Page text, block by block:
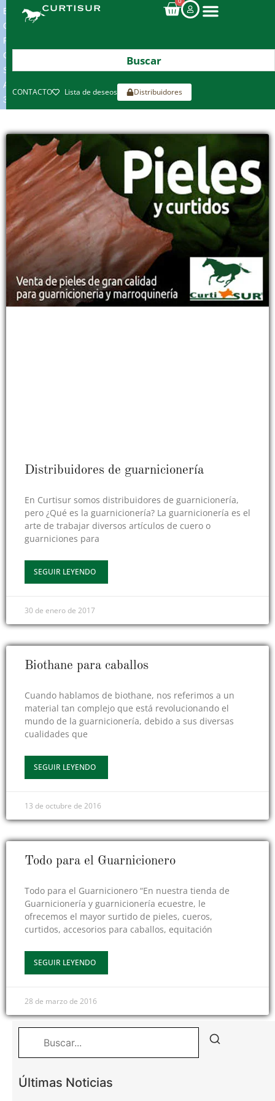
ENVIOS
GRATIS
POR
COMPRAS
SUPERIORES
A
300€*
CONTACTO Lista de deseos Distribuidores
Distribuidores de guarnicionería
En Curtisur somos distribuidores de guarnicionería,
pero ¿Qué es la guarnicionería? La guarnicionería es el
arte de trabajar diversos artículos de cuero o
guarniciones para
SEGUIR LEYENDO
30 de enero de 2017
Biothane para caballos
Cuando hablamos de biothane, nos referimos a un
material tan complejo que está revolucionando el
mundo de la guarnicionería, debido a sus diversas
cualidades que
SEGUIR LEYENDO
13 de octubre de 2016
Todo para el Guarnicionero
Todo para el Guarnicionero “En nuestra tienda de
Guarnicionería y guarnicionería ecuestre, le
ofrecemos el mayor surtido de pieles, cueros,
curtidos, accesorios para caballos, equitación
SEGUIR LEYENDO
28 de marzo de 2016
Últimas Noticias